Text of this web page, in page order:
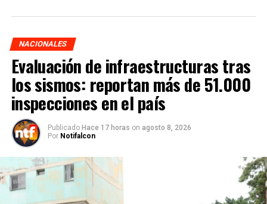
NACIONALES
Evaluación de infraestructuras tras
los sismos: reportan más de 51.000
inspecciones en el país
Publicado Hace 17 horas on agosto 8, 2026
Por Notifalcon